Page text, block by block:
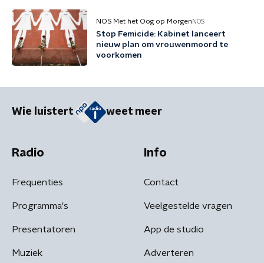
NOS Met het Oog op Morgen NOS
Stop Femicide: Kabinet lanceert
nieuw plan om vrouwenmoord te
voorkomen
Wie luistert weet meer
Radio
Frequenties
Programma's
Presentatoren
Muziek
Info
Contact
Veelgestelde vragen
App de studio
Adverteren